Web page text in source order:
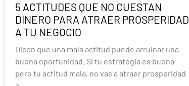
5 ACTITUDES QUE NO CUESTAN
DINERO PARA ATRAER PROSPERIDAD
A TU NEGOCIO
Dicen que una mala actitud puede arruinar una
buena oportunidad. Si tu estrategia es buena
pero tu actitud mala, no vas a atraer prosperidad